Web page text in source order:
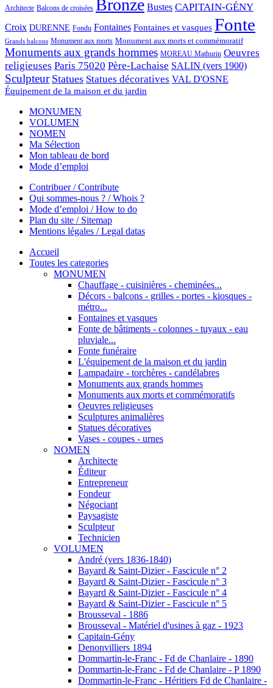
Architecte Balcons de croisées Bronze Bustes CAPITAIN-GÉNY
Croix DURENNE Fondu Fontaines Fontaines et vasques Fonte
Grands balcons Monument aux morts Monument aux morts et commémoratif
Monuments aux grands hommes MOREAU Mathurin Oeuvres
religieuses Paris 75020 Père-Lachaise SALIN (vers 1900)
Sculpteur Statues Statues décoratives VAL D'OSNE
Équipement de la maison et du jardin
MONUMEN
VOLUMEN
NOMEN
Ma Sélection
Mon tableau de bord
Mode d’emploi
Contribuer / Contribute
Qui sommes-nous ? / Whois ?
Mode d’emploi / How to do
Plan du site / Sitemap
Mentions légales / Legal datas
Accueil
Toutes les categories
MONUMEN
Chauffage - cuisinières - cheminées...
Décors - balcons - grilles - portes - kiosques -
métro...
Fontaines et vasques
Fonte de bâtiments - colonnes - tuyaux - eau
pluviale...
Fonte funéraire
L'équipement de la maison et du jardin
Lampadaire - torchères - candélabres
Monuments aux grands hommes
Monuments aux morts et commémoratifs
Oeuvres religieuses
Sculptures animalières
Statues décoratives
Vases - coupes - urnes
NOMEN
Architecte
Éditeur
Entrepreneur
Fondeur
Négociant
Paysagiste
Sculpteur
Technicien
VOLUMEN
André (vers 1836-1840)
Bayard & Saint-Dizier - Fascicule n° 2
Bayard & Saint-Dizier - Fascicule n° 3
Bayard & Saint-Dizier - Fascicule n° 4
Bayard & Saint-Dizier - Fascicule n° 5
Brousseval - 1886
Brousseval - Matériel d'usines à gaz - 1923
Capitain-Gény
Denonvilliers 1894
Dommartin-le-Franc - Fd de Chanlaire - 1890
Dommartin-le-Franc - Fd de Chanlaire - P 1890
Dommartin-le-Franc - Héritiers Fd de Chanlaire -